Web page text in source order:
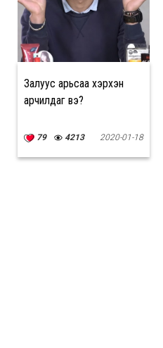
Залуус арьсаа хэрхэн
арчилдаг вэ?
79 4213 2020-01-18